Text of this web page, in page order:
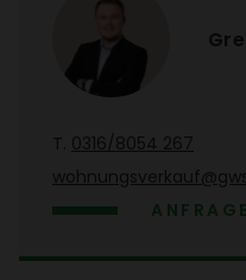
T. 0316/​8054 267